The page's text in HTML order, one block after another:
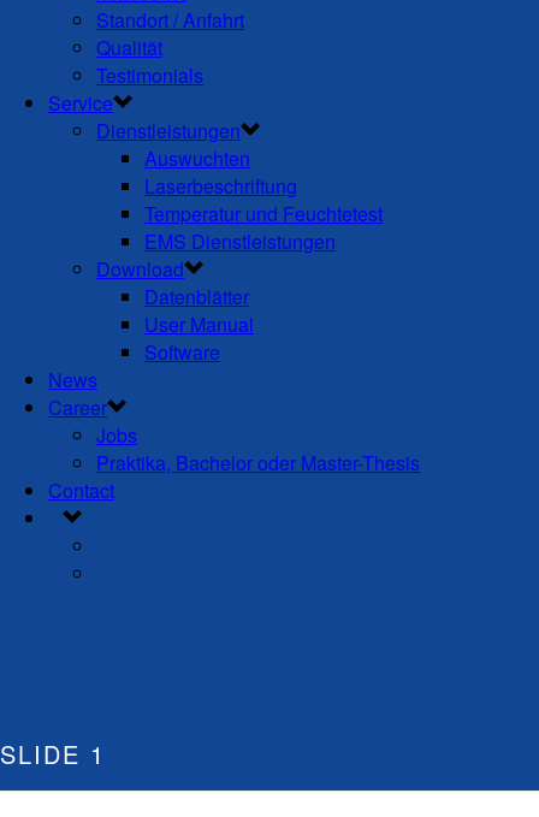
Standort / Anfahrt
Qualität
Testimonials
Service
Dienstleistungen
Auswuchten
Laserbeschriftung
Temperatur und Feuchtetest
EMS Dienstleistungen
Download
Datenblätter
User Manual
Software
News
Career
Jobs
Praktika, Bachelor oder Master-Thesis
Contact
SLIDE 1